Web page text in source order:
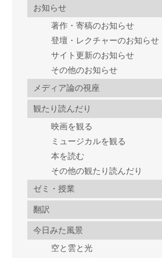
お知らせ
著作・寄稿のお知らせ
登壇・レクチャーのお知らせ
サイト更新のお知らせ
その他のお知らせ
メディア論の視座
観たり読んだり
映画を観る
ミュージカルを観る
本を読む
その他の観たり読んだり
ゼミ・授業
翻訳
今日みた風景
空と雲と光